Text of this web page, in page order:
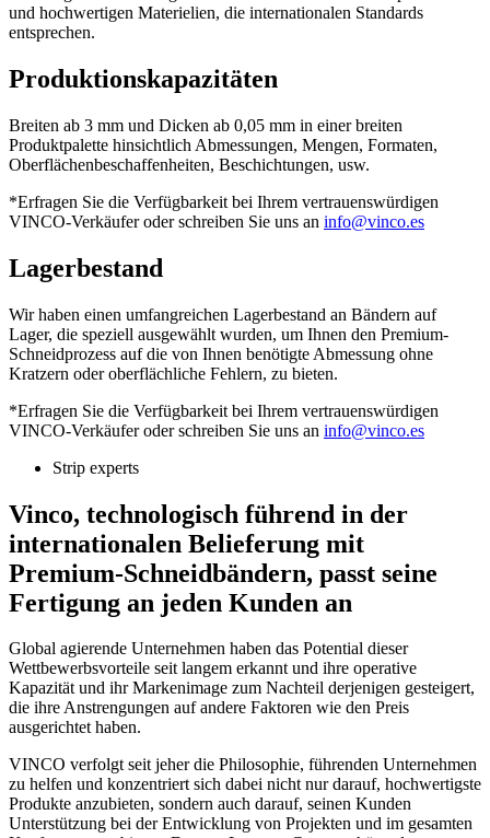
und hochwertigen Materielien, die internationalen Standards
entsprechen.
Produktionskapazitäten
Breiten ab 3 mm und Dicken ab 0,05 mm in einer breiten
Produktpalette hinsichtlich Abmessungen, Mengen, Formaten,
Oberflächenbeschaffenheiten, Beschichtungen, usw.
*Erfragen Sie die Verfügbarkeit bei Ihrem vertrauenswürdigen
VINCO-Verkäufer oder schreiben Sie uns an info@vinco.es
Lagerbestand
Wir haben einen umfangreichen Lagerbestand an Bändern auf
Lager, die speziell ausgewählt wurden, um Ihnen den Premium-
Schneidprozess auf die von Ihnen benötigte Abmessung ohne
Kratzern oder oberflächliche Fehlern, zu bieten.
*Erfragen Sie die Verfügbarkeit bei Ihrem vertrauenswürdigen
VINCO-Verkäufer oder schreiben Sie uns an info@vinco.es
Strip experts
Vinco, technologisch führend in der
internationalen Belieferung mit
Premium-Schneidbändern, passt seine
Fertigung an jeden Kunden an
Global agierende Unternehmen haben das Potential dieser
Wettbewerbsvorteile seit langem erkannt und ihre operative
Kapazität und ihr Markenimage zum Nachteil derjenigen gesteigert,
die ihre Anstrengungen auf andere Faktoren wie den Preis
ausgerichtet haben.
VINCO verfolgt seit jeher die Philosophie, führenden Unternehmen
zu helfen und konzentriert sich dabei nicht nur darauf, hochwertigste
Produkte anzubieten, sondern auch darauf, seinen Kunden
Unterstützung bei der Entwicklung von Projekten und im gesamten